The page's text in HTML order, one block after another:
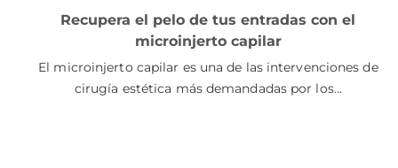
Recupera el pelo de tus entradas con el
microinjerto capilar
El microinjerto capilar es una de las intervenciones de
cirugía estética más demandadas por los…